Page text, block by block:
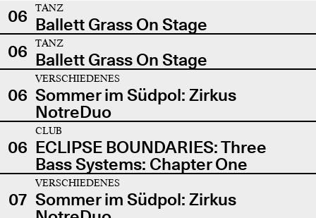
06
TANZ
Ballett Grass On Stage
06
TANZ
Ballett Grass On Stage
06
VERSCHIEDENES
Sommer im Südpol: Zirkus
NotreDuo
06
CLUB
ECLIPSE BOUNDARIES: Three
Bass Systems: Chapter One
07
VERSCHIEDENES
Sommer im Südpol: Zirkus